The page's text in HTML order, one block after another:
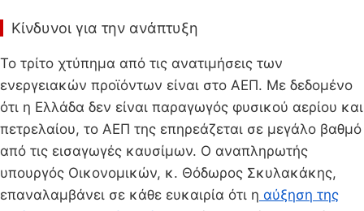
Κίνδυνοι για την ανάπτυξη
Το τρίτο χτύπημα από τις ανατιμήσεις των
ενεργειακών προϊόντων είναι στο ΑΕΠ. Με δεδομένο
ότι η Ελλάδα δεν είναι παραγωγός φυσικού αερίου και
πετρελαίου, το ΑΕΠ της επηρεάζεται σε μεγάλο βαθμό
από τις εισαγωγές καυσίμων. Ο αναπληρωτής
υπουργός Οικονομικών, κ. Θόδωρος Σκυλακάκης,
επαναλαμβάνει σε κάθε ευκαιρία ότι η αύξηση της